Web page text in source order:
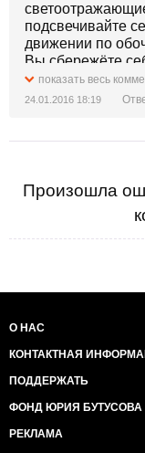
подсвечивайте
движении по
Вы сбережёте
водителей от
показать весь
24.01.2016 18:19
Произошла
О НАС
КОНТАКТНАЯ
ПОДДЕРЖАТЬ
ФОНД ЮРИЯ БУТУСОВА
РЕКЛАМА